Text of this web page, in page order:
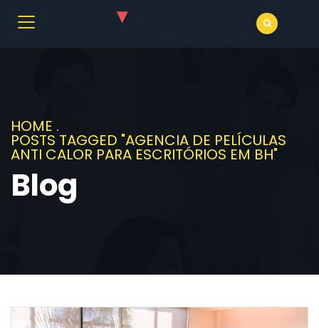
HOME .
POSTS TAGGED "AGENCIA DE PELÍCULAS
ANTI CALOR PARA ESCRITÓRIOS EM BH"
Blog